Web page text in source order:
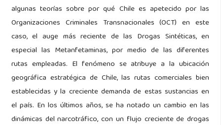
algunas teorías sobre por qué Chile es apetecido por las
Organizaciones Criminales Transnacionales (OCT) en este
caso, el auge más reciente de las Drogas Sintéticas, en
especial las Metanfetaminas, por medio de las diferentes
rutas empleadas. El fenómeno se atribuye a la ubicación
geográfica estratégica de Chile, las rutas comerciales bien
establecidas y la creciente demanda de estas sustancias en
el país. En los últimos años, se ha notado un cambio en las
dinámicas del narcotráfico, con un flujo creciente de drogas